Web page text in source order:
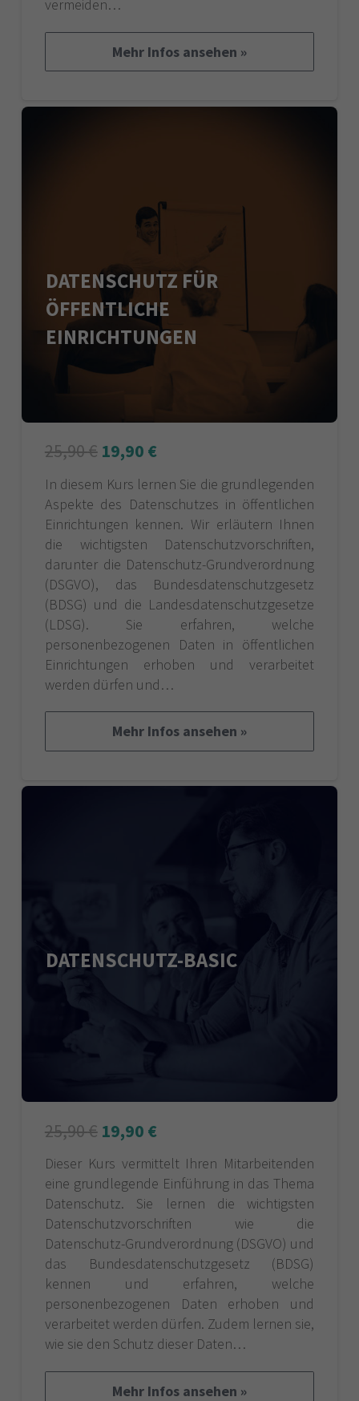
vermeiden…
Mehr Infos ansehen »
DATENSCHUTZ FÜR
ÖFFENTLICHE
EINRICHTUNGEN
25,90€ 19,90 €
In diesem Kurs lernen Sie die grundlegenden
Aspekte des Datenschutzes in öffentlichen
Einrichtungen kennen. Wir erläutern Ihnen
die wichtigsten Datenschutzvorschriften,
darunter die Datenschutz-Grundverordnung
(DSGVO), das Bundesdatenschutzgesetz
(BDSG) und die Landesdatenschutzgesetze
(LDSG). Sie erfahren, welche
personenbezogenen Daten in öffentlichen
Einrichtungen erhoben und verarbeitet
werden dürfen und…
Mehr Infos ansehen »
DATENSCHUTZ-BASIC
25,90€ 19,90 €
Dieser Kurs vermittelt Ihren Mitarbeitenden
eine grundlegende Einführung in das Thema
Datenschutz. Sie lernen die wichtigsten
Datenschutzvorschriften wie die
Datenschutz-Grundverordnung (DSGVO) und
das Bundesdatenschutzgesetz (BDSG)
kennen und erfahren, welche
personenbezogenen Daten erhoben und
verarbeitet werden dürfen. Zudem lernen sie,
wie sie den Schutz dieser Daten…
Mehr Infos ansehen »